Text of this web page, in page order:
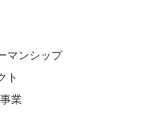
マンシップ
ト
業